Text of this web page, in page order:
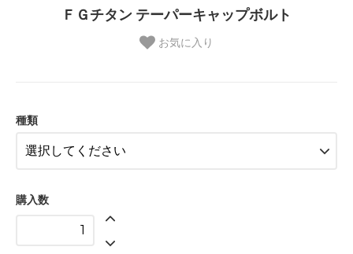
ＦＧチタン テーパーキャップボルト
お気に入り
種類
購入数